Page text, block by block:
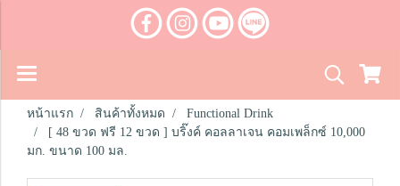
หน้าแรก สินค้าทั้งหมด
Functional Drink
[ 48 ขวด ฟรี 12 ขวด ] บริ๊งค์ คอลลาเจน คอมเพล็กซ์ 10,000
มก. ขนาด 100 มล.